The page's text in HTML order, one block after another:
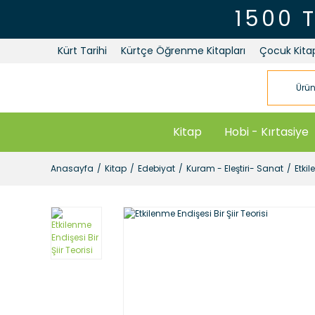
1500
Kürt Tarihi Kürtçe Öğrenme Kitapları Çocuk
Kitap Hobi - Kırtasiye
Anasayfa Kitap Edebiyat Kuram - Eleştiri- Sanat